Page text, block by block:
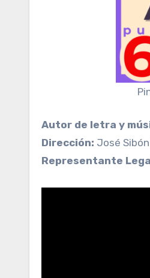
Autor de letra y
Dirección: José
Representante